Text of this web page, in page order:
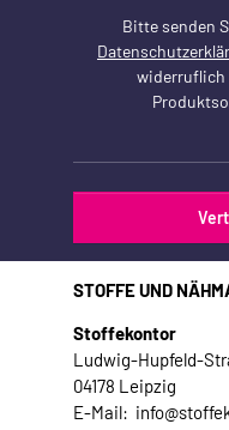
Bitte senden
widerruflich
STOFFE UND
Stoffekontor
Ludwig-Hupfeld-
04178 Leipzig
E-Mail: